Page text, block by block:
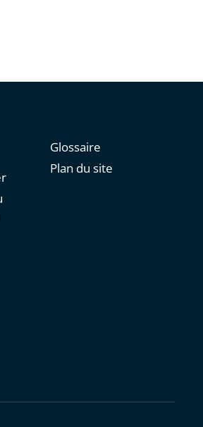
Glossaire
Plan du site